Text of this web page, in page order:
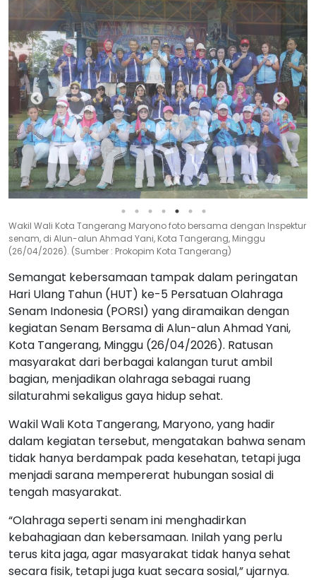
Wakil Wali Kota Tangerang Maryono menyampaikan sambutan
dalam peringatan HUT ke-5 PORSI di Kota Tangerang, Minggu
(26/04/2026). (Sumber : Prokopim Kota Tangerang)
Semangat kebersamaan tampak dalam peringatan
Hari Ulang Tahun (HUT) ke-5 Persatuan Olahraga
Senam Indonesia (PORSI) yang diramaikan dengan
kegiatan Senam Bersama di Alun-alun Ahmad Yani,
Kota Tangerang, Minggu (26/04/2026). Ratusan
masyarakat dari berbagai kalangan turut ambil
bagian, menjadikan olahraga sebagai ruang
silaturahmi sekaligus gaya hidup sehat.
Wakil Wali Kota Tangerang, Maryono, yang hadir
dalam kegiatan tersebut, mengatakan bahwa senam
tidak hanya berdampak pada kesehatan, tetapi juga
menjadi sarana mempererat hubungan sosial di
tengah masyarakat.
“Olahraga seperti senam ini menghadirkan
kebahagiaan dan kebersamaan. Inilah yang perlu
terus kita jaga, agar masyarakat tidak hanya sehat
secara fisik, tetapi juga kuat secara sosial,” ujarnya.